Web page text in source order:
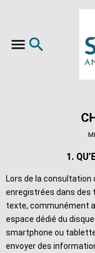
1.
Lors de la consultation
enregistrées dans des
texte, communément
espace dédié du
smartphone ou
envoyer des